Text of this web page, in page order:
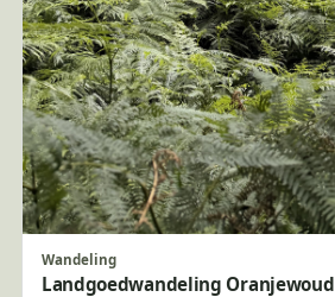
Wandeling
Landgoedwandeling Oranjewoud